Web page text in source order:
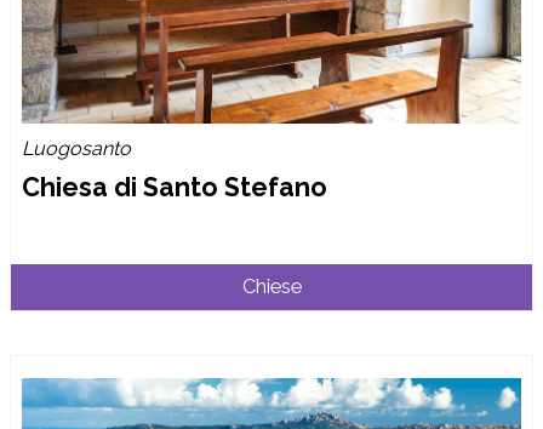
Luogosanto
Chiesa di Santo Stefano
Chiese